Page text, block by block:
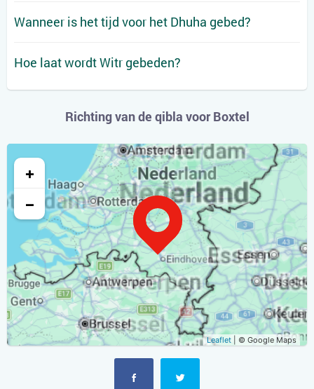
Wanneer is het tijd voor het Dhuha gebed?
Hoe laat wordt Witr gebeden?
Richting van de qibla voor Boxtel
+
−
Leaflet | © Google Maps